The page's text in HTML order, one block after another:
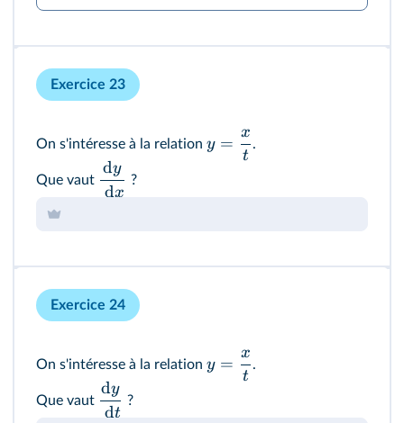
Exercice 23
On s'intéresse à la relation y =
t
x
.
Que vaut
dx
dy
?
Exercice 24
On s'intéresse à la relation y =
t
x
.
Que vaut
dt
dy
?